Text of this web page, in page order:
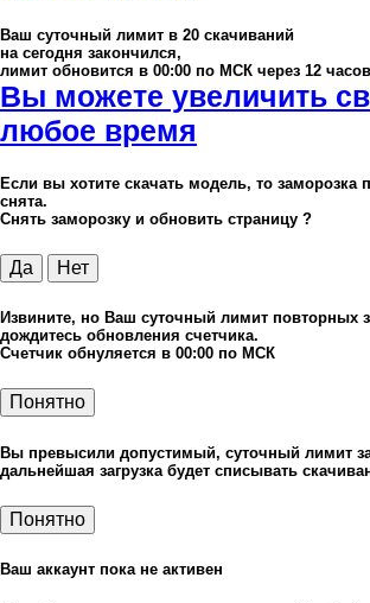
Ваш суточный лимит в 20 скачиваний
на сегодня закончился,
лимит обновится в 00:00 по МСК через 12 часов
Вы можете увеличить
любое время
Если вы хотите скачать модель, то заморозка
снята.
Снять заморозку и обновить страницу ?
Да Нет
Извините, но Ваш суточный лимит повторных
дождитесь обновления счетчика.
Счетчик обнуляется в 00:00 по МСК
Понятно
Вы превысили допустимый, суточный лимит
дальнейшая загрузка будет списывать
Понятно
Ваш аккаунт пока не активен